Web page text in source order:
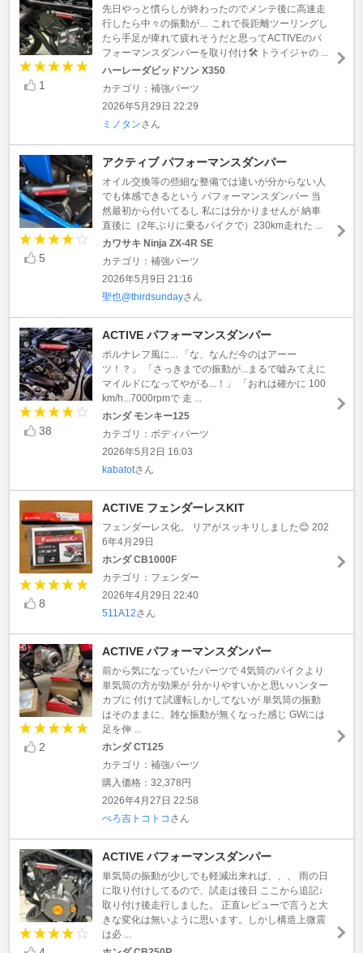
1
先日やっと慣らしが終わったのでメンテ後に高速走
行したら中々の振動が… これで長距離ツーリングし
たら手足が痺れて疲れそうだと思ってACTIVEのパ
フォーマンスダンパーを取り付け🛠️ トライジャの ...
ハーレーダビッドソン X350
カテゴリ：補強パーツ
2026年5月29日 22:29
ミノタンさん
5
アクティブ パフォーマンスダンパー
オイル交換等の些細な整備では違いが分からない人
でも体感できるという パフォーマンスダンパー 当
然最初から付いてるし 私には分かりませんが 納車
直後に（2年ぶりに乗るバイクで）230km走れた ...
カワサキ Ninja ZX-4R SE
カテゴリ：補強パーツ
2026年5月9日 21:16
聖也@thirdsundayさん
38
ACTIVE パフォーマンスダンパー
ポルナレフ風に... 「な、なんだ今のはアーー
ツ！？」 「さっきまでの振動が...まるで嘘みてえに
マイルドになってやがる...！」 「おれは確かに 100
km/h...7000rpmで 走 ...
ホンダ モンキー125
カテゴリ：ボディパーツ
2026年5月2日 16:03
kabatotさん
8
ACTIVE フェンダーレスKIT
フェンダーレス化。 リアがスッキリしました😊 202
6年4月29日
ホンダ CB1000F
カテゴリ：フェンダー
2026年4月29日 22:40
511A12さん
2
ACTIVE パフォーマンスダンパー
前から気になっていたパーツで 4気筒のバイクより
単気筒の方が効果が 分かりやすいかと思いハンター
カブに 付けて試運転しかしてないが 単気筒の振動
はそのままに、雑な振動が無くなった感じ GWには
足を伸 ...
ホンダ CT125
カテゴリ：補強パーツ
購入価格：32,378円
2026年4月27日 22:58
ぺろ吉トコトコ さん
ACTIVE パフォーマンスダンパー
単気筒の振動が少しでも軽減出来れば、、、 雨の日
に取り付けしてるので、試走は後日 ここから追記↓
取り付け後走行しました。 正直レビューで言うと大
きな変化は無いように思います。しかし構造上微震
は必 ...